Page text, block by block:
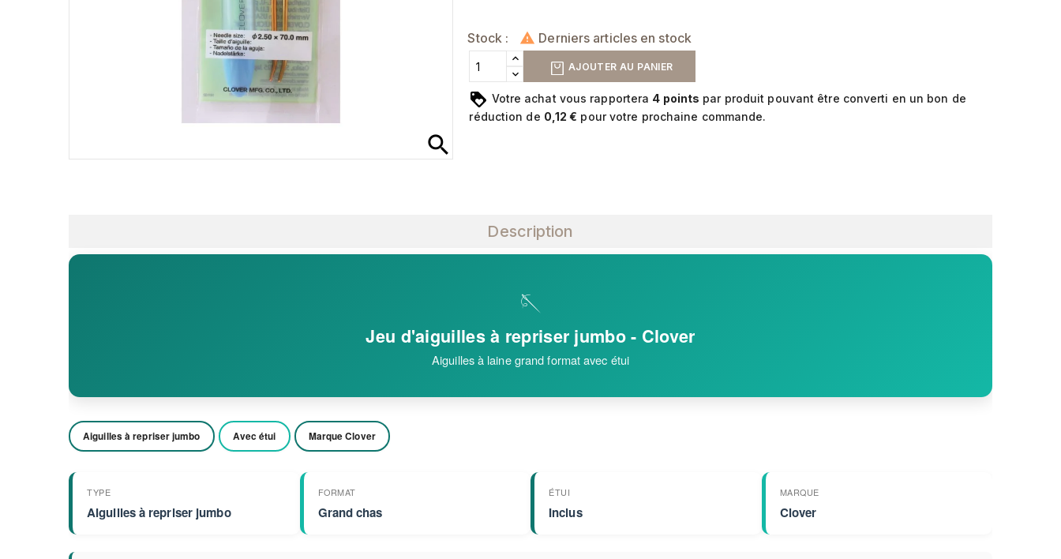
search
Stock :  Derniers articles en stock
AJOUTER AU PANIER
Votre achat vous rapportera 4 points par produit pouvant être converti en un bon de
réduction de 0,12 € pour votre prochaine commande.
Description
🪡
Jeu d'aiguilles à repriser jumbo - Clover
Aiguilles à laine grand format avec étui
Aiguilles à repriser jumbo Avec étui Marque Clover
TYPE
Aiguilles à repriser jumbo
FORMAT
Grand chas
ÉTUI
Inclus
MARQUE
Clover